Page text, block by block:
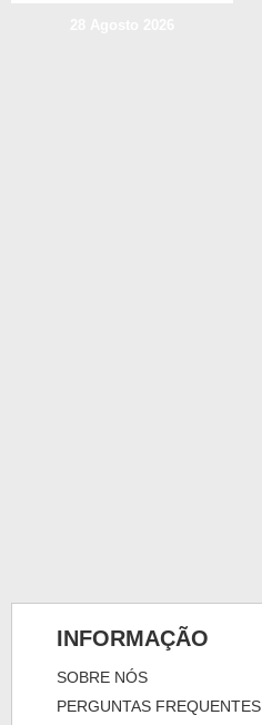
INFORMAÇÃO
SOBRE NÓS
PERGUNTAS FREQUENTES